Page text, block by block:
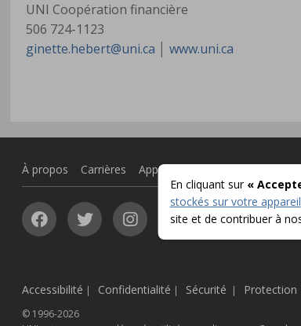
En cliquant sur «
stockés sur votre appareil
site et de contribuer à
UNI Coopération financière
506 724-1123
ginette.hebert@uni.ca
www.uni.ca
À propos Carrières Appel d'offres
Accessibilité | Confidentialité | Sécurité | Protection
© 1996-2026